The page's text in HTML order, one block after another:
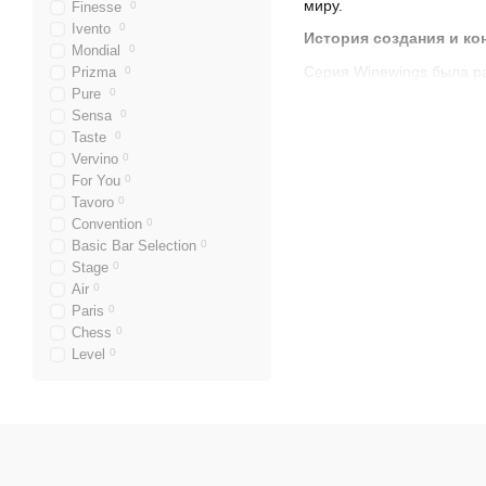
миру.
История создания и
Серия Winewings была
бокалам элегантный и
Finesse 0
Ivento 0
Mondial 0
Prizma 0
Pure 0
Sensa 0
Taste 0
Vervino 0
For You 0
Tavoro 0
Convention 0
Basic Bar Selection 0
Stage 0
Air 0
Paris 0
Chess 0
Level 0